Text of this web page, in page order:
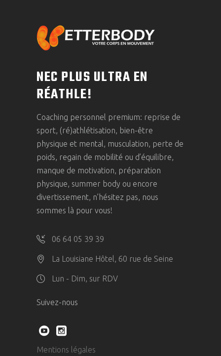
NEC PLUS ULTRA EN
RÉATHLE!
Coaching personnel premium: reprise de
sport, (ré)athlétisation, bien-être
physique et mental, musculation, perte de
poids, regain de mobilité ou d’équilibre,
manque de motivation, préparation
physique, summer body ou encore
divertissement, n’hésitez pas, nous
sommes là pour vous!
06 64 05 39 39
La Louisiane Hôtel, 60 rue de Seine
Lun - Dim, sur RDV
Suivez-nous
Mentions légales